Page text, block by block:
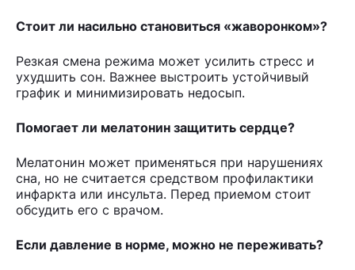
Стоит ли насильно становиться «жаворонком»?
Резкая смена режима может усилить стресс и
ухудшить сон. Важнее выстроить устойчивый
график и минимизировать недосып.
Помогает ли мелатонин защитить сердце?
Мелатонин может применяться при нарушениях
сна, но не считается средством профилактики
инфаркта или инсульта. Перед приемом стоит
обсудить его с врачом.
Если давление в норме, можно не переживать?